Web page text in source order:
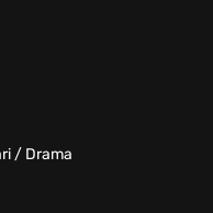
/ Drama